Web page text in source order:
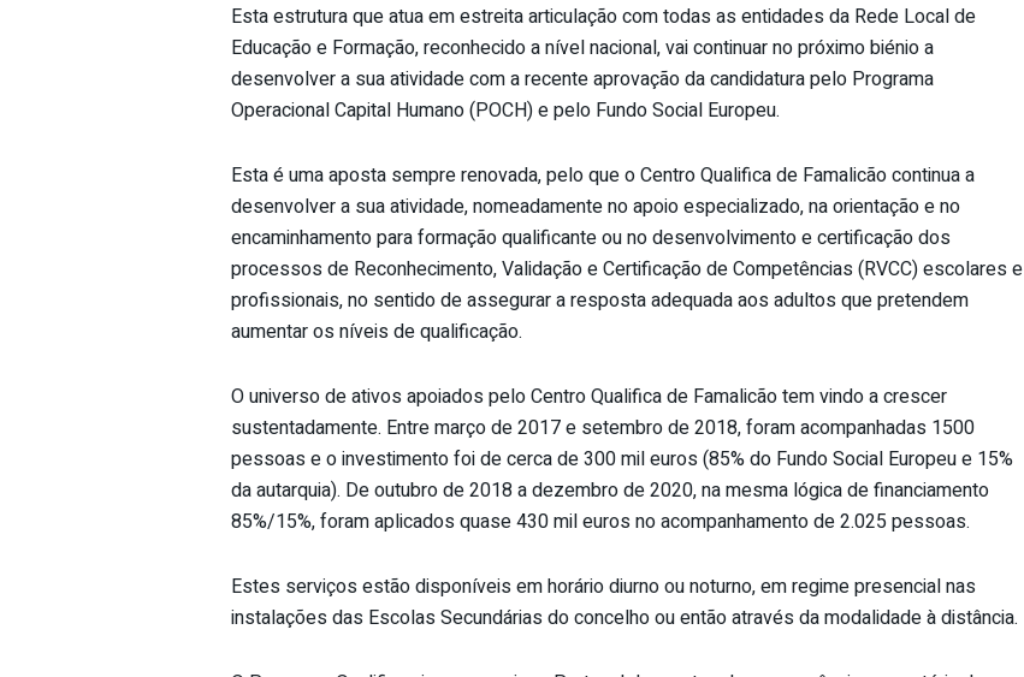
Esta estrutura que atua em estreita articulação com todas as entidades da Rede Local de
Educação e Formação, reconhecido a nível nacional, vai continuar no próximo biénio a
desenvolver a sua atividade com a recente aprovação da candidatura pelo Programa
Operacional Capital Humano (POCH) e pelo Fundo Social Europeu.
Esta é uma aposta sempre renovada, pelo que o Centro Qualifica de Famalicão continua a
desenvolver a sua atividade, nomeadamente no apoio especializado, na orientação e no
encaminhamento para formação qualificante ou no desenvolvimento e certificação dos
processos de Reconhecimento, Validação e Certificação de Competências (RVCC) escolares e
profissionais, no sentido de assegurar a resposta adequada aos adultos que pretendem
aumentar os níveis de qualificação.
O universo de ativos apoiados pelo Centro Qualifica de Famalicão tem vindo a crescer
sustentadamente. Entre março de 2017 e setembro de 2018, foram acompanhadas 1500
pessoas e o investimento foi de cerca de 300 mil euros (85% do Fundo Social Europeu e 15%
da autarquia). De outubro de 2018 a dezembro de 2020, na mesma lógica de financiamento
85%/15%, foram aplicados quase 430 mil euros no acompanhamento de 2.025 pessoas.
Estes serviços estão disponíveis em horário diurno ou noturno, em regime presencial nas
instalações das Escolas Secundárias do concelho ou então através da modalidade à distância.